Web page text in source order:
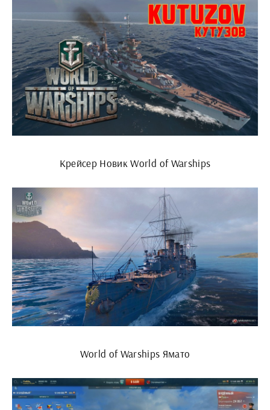
Крейсер Новик World of Warships
World of Warships Ямато